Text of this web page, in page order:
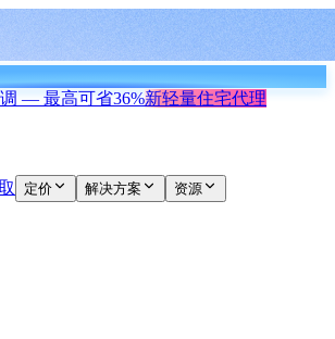
— 最高可省36%新轻量住宅代理
定价 解决方案
资源